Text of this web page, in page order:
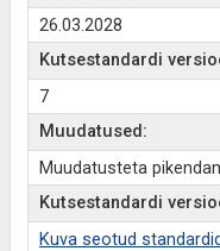
26.03.2028
Kutsestandardi
7
Muudatused:
Muudatusteta
Kutsestandardi
Kuva seotud standardid